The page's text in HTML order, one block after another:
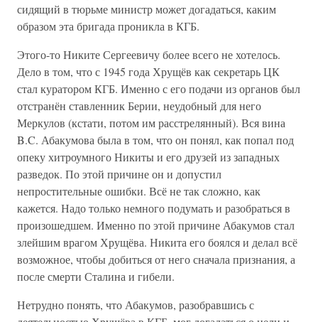
сидящий в тюрьме министр может догадаться, каким
образом эта бригада проникла в КГБ.
Этого-то Никите Сергеевичу более всего не хотелось.
Дело в том, что с 1945 года Хрущёв как секретарь ЦК
стал куратором КГБ. Именно с его подачи из органов был
отстранён ставленник Берии, неудобный для него
Меркулов (кстати, потом им расстрелянный). Вся вина
B.C. Абакумова была в том, что он понял, как попал под
опеку хитроумного Никиты и его друзей из западных
разведок. По этой причине он и допустил
непростительные ошибки. Всё не так сложно, как
кажется. Надо только немного подумать и разобраться в
произошедшем. Именно по этой причине Абакумов стал
злейшим врагом Хрущёва. Никита его боялся и делал всё
возможное, чтобы добиться от него сначала признания, а
после смерти Сталина и гибели.
Нетрудно понять, что Абакумов, разобравшись с